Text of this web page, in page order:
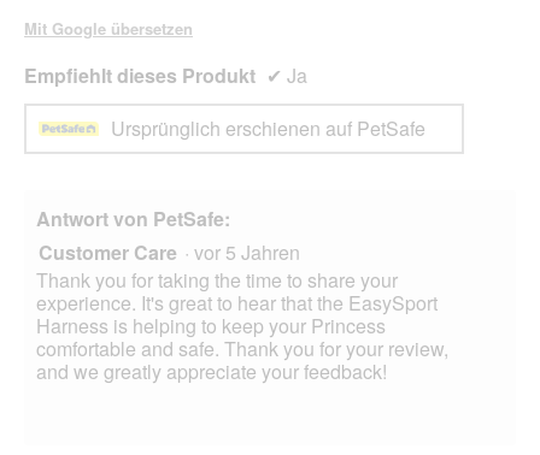
Mit Google übersetzen
Empfiehlt dieses Produkt ✔ Ja
Ursprünglich erschienen auf PetSafe
Antwort von PetSafe:
Customer Care · vor 5 Jahren
Thank you for taking the time to share your
experience. It's great to hear that the EasySport
Harness is helping to keep your Princess
comfortable and safe. Thank you for your review,
and we greatly appreciate your feedback!